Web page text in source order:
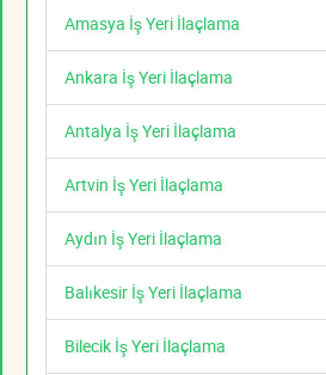
Amasya İş Yeri İlaçlama
Ankara İş Yeri İlaçlama
Antalya İş Yeri İlaçlama
Artvin İş Yeri İlaçlama
Aydın İş Yeri İlaçlama
Balıkesir İş Yeri İlaçlama
Bilecik İş Yeri İlaçlama